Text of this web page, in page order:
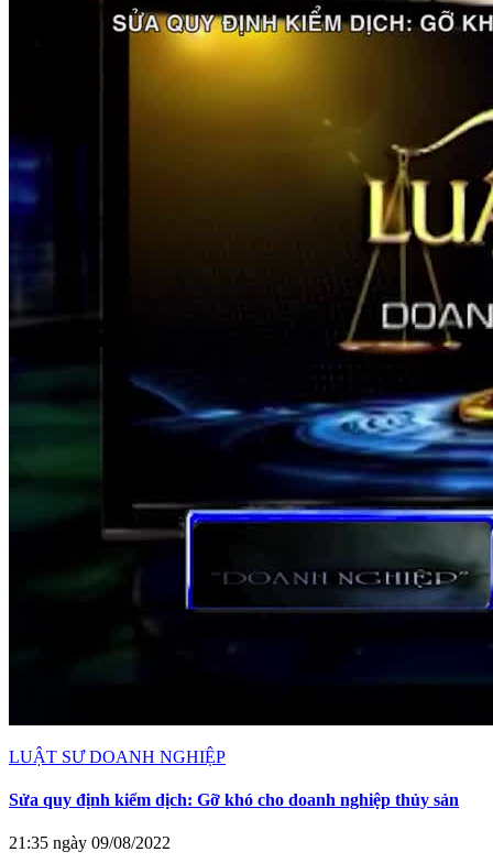
LUẬT SƯ DOANH NGHIỆP
Sửa quy định kiểm dịch: Gỡ khó cho doanh nghiệp thủy sản
21:35 ngày 09/08/2022